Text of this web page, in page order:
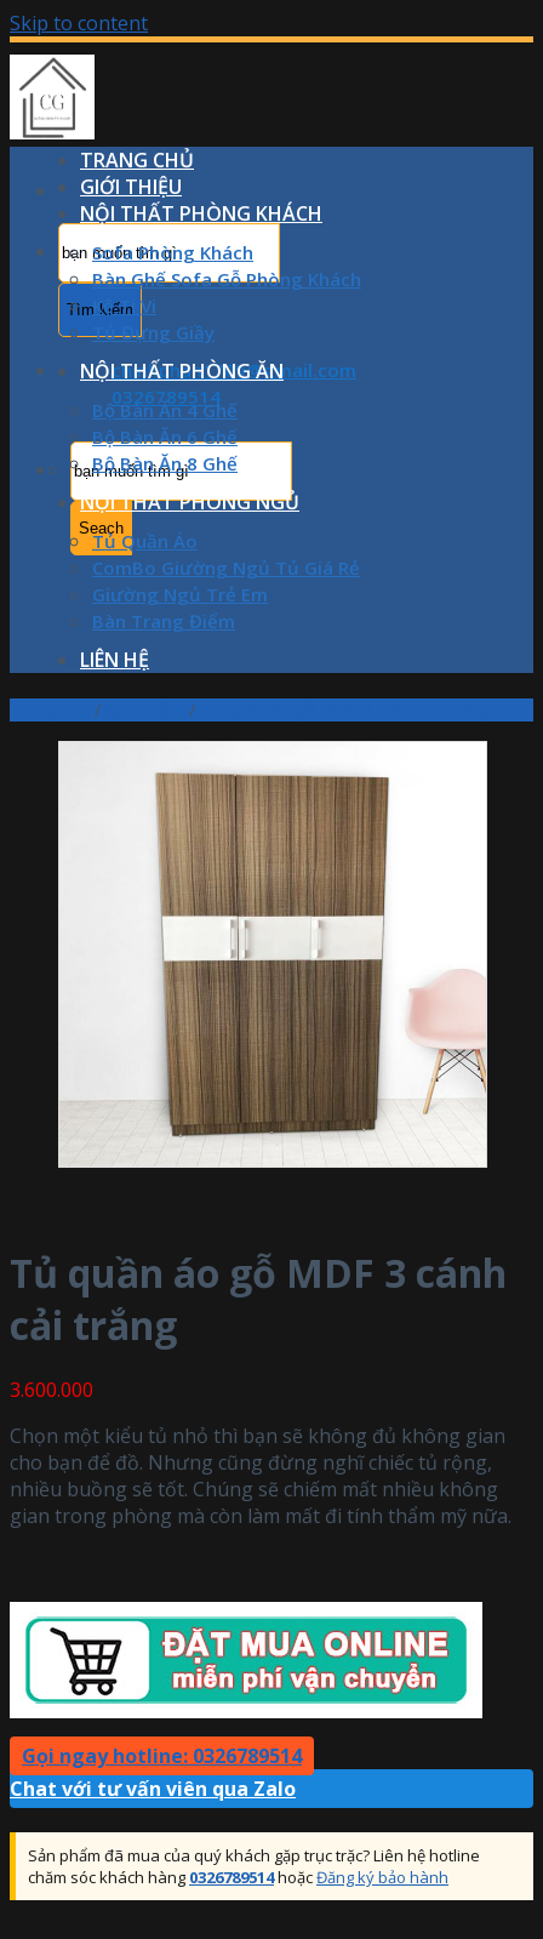
Skip to content
chinhphan1709@gmail.com
0326789514
TRANG CHỦ
GIỚI THIỆU
NỘI THẤT PHÒNG KHÁCH
Sofa Phòng Khách
Bàn Ghế Sofa Gỗ Phòng Khách
Kệ Ti Vi
Tủ Đựng Giầy
NỘI THẤT PHÒNG ĂN
Bộ Bàn Ăn 4 Ghế
Bộ Bàn Ăn 6 Ghế
Bộ Bàn Ăn 8 Ghế
NỘI THẤT PHÒNG NGỦ
Tủ Quần Áo
ComBo Giường Ngủ Tủ Giá Rẻ
Giường Ngủ Trẻ Em
Bàn Trang Điểm
LIÊN HỆ
/ /
Tủ quần áo gỗ MDF 3 cánh
cải trắng
3.600.000
Chọn một kiểu tủ nhỏ thì bạn sẽ không đủ không gian
cho bạn để đồ. Nhưng cũng đừng nghĩ chiếc tủ rộng,
nhiều buồng sẽ tốt. Chúng sẽ chiếm mất nhiều không
gian trong phòng mà còn làm mất đi tính thẩm mỹ nữa.
Gọi ngay hotline: 0326789514
Chat với tư vấn viên qua Zalo
Sản phẩm đã mua của quý khách gặp trục trặc? Liên hệ hotline
chăm sóc khách hàng 0326789514hoặcĐăng ký bảo hành